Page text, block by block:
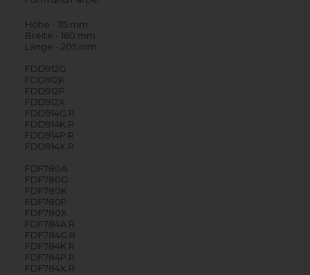
Höhe - 115 mm
Breite - 160 mm
Länge - 205 mm
FDD912G
FDD912K
FDD912P
FDD912X
FDD914G.R
FDD914K.R
FDD914P.R
FDD914X.R
FDF780A
FDF780G
FDF780K
FDF780P
FDF780X
FDF784A.R
FDF784G.R
FDF784K.R
FDF784P.R
FDF784X.R